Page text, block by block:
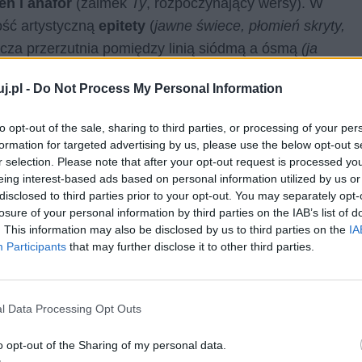
- Do Not Process My Personal Information
opt-out of the sale, sharing to third parties, or processing of your
for targeted advertising by us, please use the below opt-out
selection. Please note that after your opt-out request is processed
interest-based ads based on personal information utilized by us
to third parties prior to your opt-out. You may separately
of your personal information by third parties on the IAB’s list of
This information may also be disclosed by us to third parties on the
Participants that may further disclose it to other third parties.
Data Processing Opt Outs
opt-out of the Sharing of my personal data.
artystyczną epitety (jawne świece, płomień skryty,
przerzutnia pomiędzy linią siódmą a ósmą (ja
nieszczęśliwie zakochany, cierpiący mężczyzna,
monologu, noszącym znamiona wyznania (liryka
do – jak wskazuje tytuł wiersza – trupa.
strzałą śmierci.